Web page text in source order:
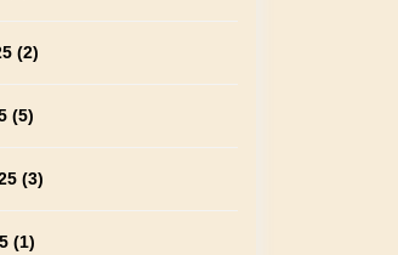
(2)
(5)
(3)
(1)